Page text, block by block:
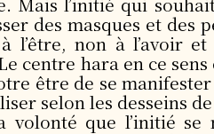
des masques et des
l’être, non à l’avoir
centre hara en ce
être de se
selon les desseins
volonté que l’initié